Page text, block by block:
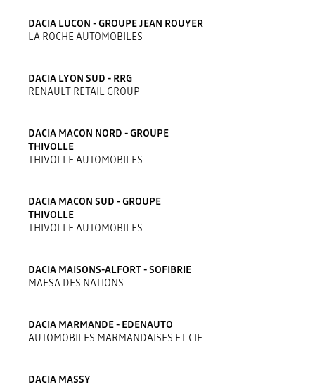
DACIA LUCON - GROUPE JEAN ROUYER
LA ROCHE AUTOMOBILES
DACIA LYON SUD - RRG
RENAULT RETAIL GROUP
DACIA MACON NORD - GROUPE
THIVOLLE
THIVOLLE AUTOMOBILES
DACIA MACON SUD - GROUPE
THIVOLLE
THIVOLLE AUTOMOBILES
DACIA MAISONS-ALFORT - SOFIBRIE
MAESA DES NATIONS
DACIA MARMANDE - EDENAUTO
AUTOMOBILES MARMANDAISES ET CIE
DACIA MASSY